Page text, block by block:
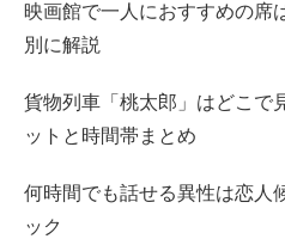
映画館で一人におすすめの席
別に解説
貨物列車「桃太郎」はどこで
ットと時間帯まとめ
何時間でも話せる異性は恋人
ック